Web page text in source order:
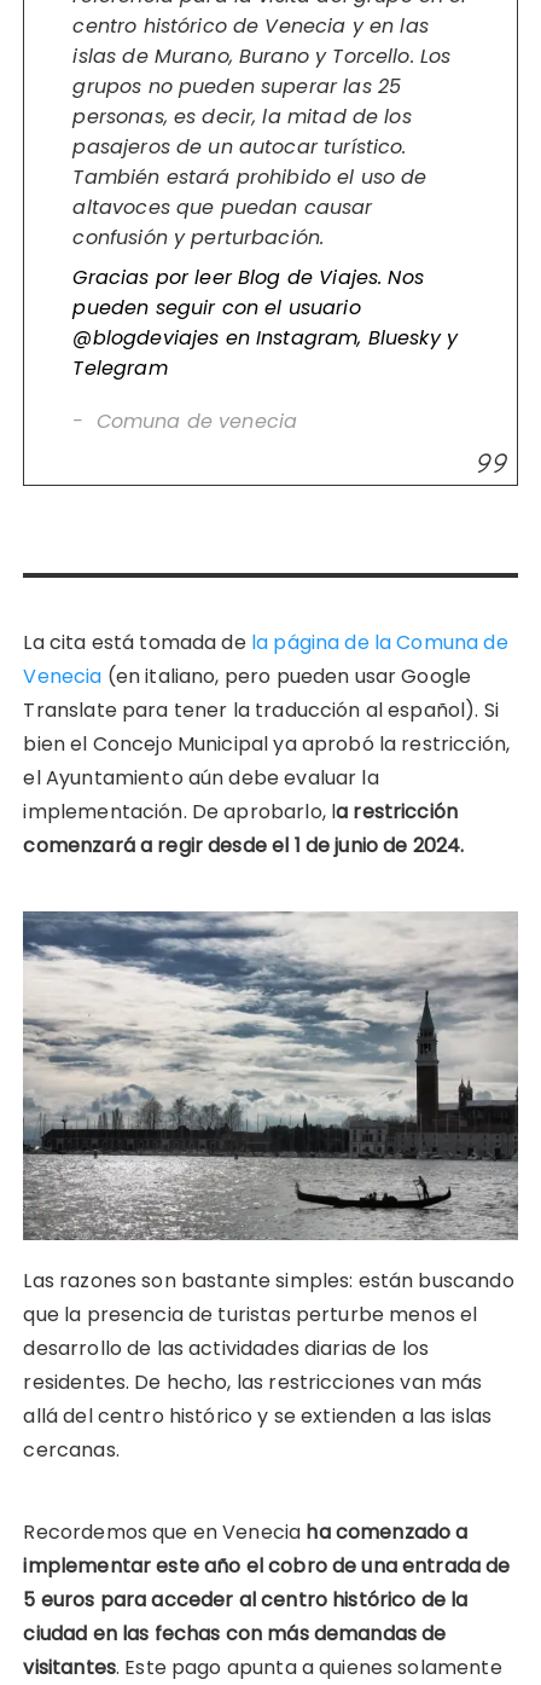
centro histórico de Venecia y en las
islas de Murano, Burano y Torcello. Los
grupos no pueden superar las 25
personas, es decir, la mitad de los
pasajeros de un autocar turístico.
También estará prohibido el uso de
altavoces que puedan causar
confusión y perturbación.
Gracias por leer Blog de Viajes. Nos
pueden seguir con el usuario
@blogdeviajes enInstagram, Blueskyy
Telegram
Comuna de venecia
La cita está tomada de la página de la Comuna de
Venecia (en italiano, pero pueden usar Google
Translate para tener la traducción al español). Si
bien el Concejo Municipal ya aprobó la restricción,
el Ayuntamiento aún debe evaluar la
implementación. De aprobarlo, la restricción
comenzará a regir desde el 1 de junio de 2024.
Las razones son bastante simples: están buscando
que la presencia de turistas perturbe menos el
desarrollo de las actividades diarias de los
residentes. De hecho, las restricciones van más
allá del centro histórico y se extienden a las islas
cercanas.
Recordemos que en Venecia ha comenzado a
implementar este año el cobro de una entrada de
5 euros para acceder al centro histórico de la
ciudad en las fechas con más demandas de
visitantes. Este pago apunta a quienes solamente